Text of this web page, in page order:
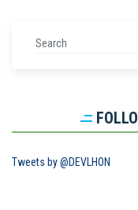
Tweets by @DEVLHON